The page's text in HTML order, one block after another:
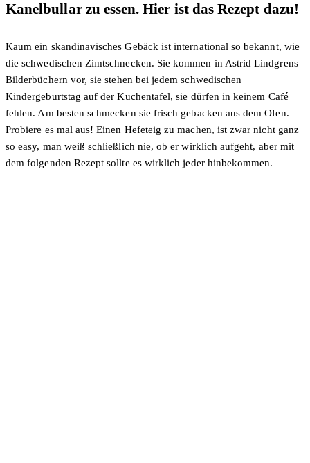
Kanelbullar zu essen. Hier ist das Rezept dazu!
Kaum ein skandinavisches Gebäck ist international so bekannt, wie
die schwedischen Zimtschnecken. Sie kommen in Astrid Lindgrens
Bilderbüchern vor, sie stehen bei jedem schwedischen
Kindergeburtstag auf der Kuchentafel, sie dürfen in keinem Café
fehlen. Am besten schmecken sie frisch gebacken aus dem Ofen.
Probiere es mal aus! Einen Hefeteig zu machen, ist zwar nicht ganz
so easy, man weiß schließlich nie, ob er wirklich aufgeht, aber mit
dem folgenden Rezept sollte es wirklich jeder hinbekommen.